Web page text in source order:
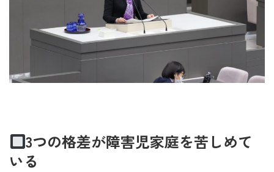
3つの格差が障害児家庭を苦しめて
いる